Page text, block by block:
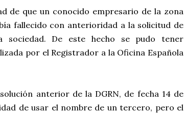
de que un conocido empresario de la zona
fallecido con anterioridad a la solicitud de
De este hecho se pudo tener
por el Registrador a la Oficina Española
anterior de la DGRN, de fecha 14 de
de usar el nombre de un tercero, pero el